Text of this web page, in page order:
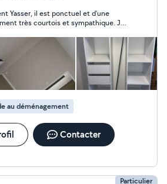
Yasser, il est ponctuel et d’une
très courtois et sympathique. Je
au déménagement
Contacter
Particulier